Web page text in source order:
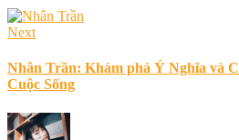
Next
Nhân Trần: Khám phá Ý Nghĩa và
Cuộc Sống